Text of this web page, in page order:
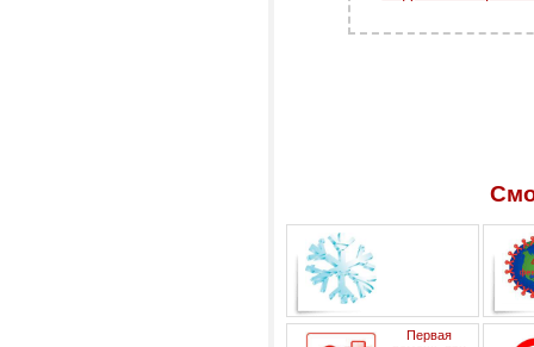
Обморожение
Первая